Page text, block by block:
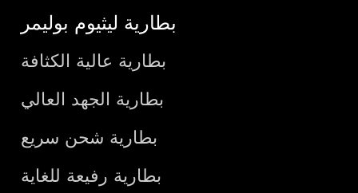
بطارية ليثيوم بوليمر
بطارية عالية الكثافة
بطارية الجهد العالي
بطارية شحن سريع
بطارية رفيعة للغاية